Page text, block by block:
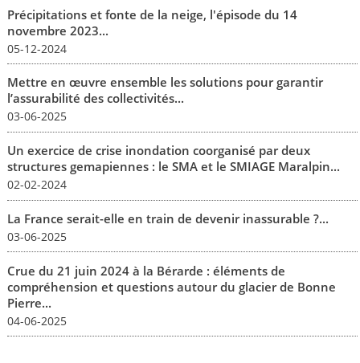
Précipitations et fonte de la neige, l'épisode du 14
novembre 2023...
05-12-2024
Mettre en œuvre ensemble les solutions pour garantir
l’assurabilité des collectivités...
03-06-2025
Un exercice de crise inondation coorganisé par deux
structures gemapiennes : le SMA et le SMIAGE Maralpin...
02-02-2024
La France serait-elle en train de devenir inassurable ?...
03-06-2025
Crue du 21 juin 2024 à la Bérarde : éléments de
compréhension et questions autour du glacier de Bonne
Pierre...
04-06-2025